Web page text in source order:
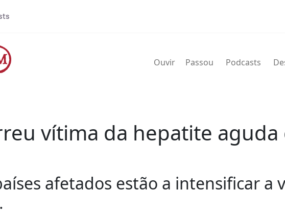
Ouvir Passou Podcasts
vítima da hepatite
afetados estão a intensificar a